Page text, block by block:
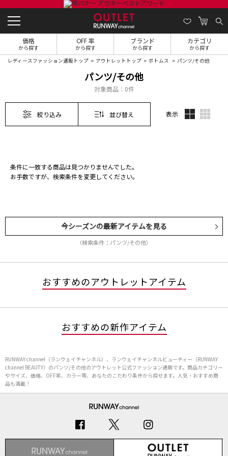
価格
から探す
OFF 率
から探す
ブランド
から探す
カテゴリ
から探す
レディースファッション通販トップ アウトレットトップ ボトムス パンツ/その他
パンツ/その他
対象商品： 0件
絞り込み 並び替え 表示
条件に一致する商品は見つかりませんでした。
お手数ですが、検索条件を変更してください。
今シーズンの最新アイテムを見る
（検索条件：パンツ/その他）
おすすめのアウトレットアイテム
おすすめの新作アイテム
RUNWAY channel（ランウェイチャンネル）、ランウェイチャンネルビューティー（RUNWAY
channel BEAUTY）のパンツ/その他のアウトレット公式ファッション通販です。商品カテゴリー
やサイズ、価格、OFF率、カラー等、あなたのこだわり条件から探せます。人気・おすすめ商
品も満載！